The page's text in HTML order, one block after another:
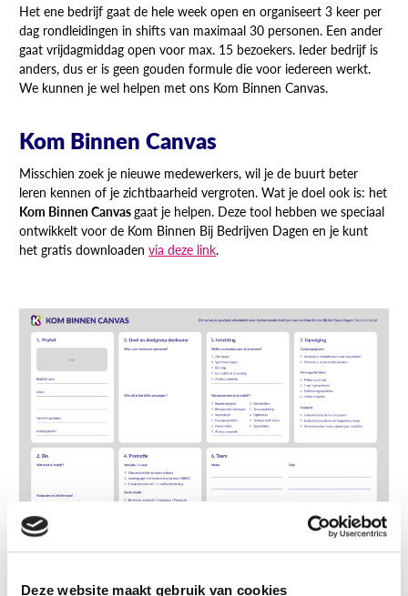
Deze website maakt gebruik van cookies
Het ene bedrijf gaat de hele week open en organiseert 3 keer per
dag rondleidingen in shifts van maximaal 30 personen. Een ander
gaat vrijdagmiddag open voor max. 15 bezoekers. Ieder bedrijf is
anders, dus er is geen gouden formule die voor iedereen werkt.
We kunnen je wel helpen met ons Kom Binnen Canvas.
Kom Binnen Canvas
Misschien zoek je nieuwe medewerkers, wil je de buurt beter
leren kennen of je zichtbaarheid vergroten. Wat je doel ook is: het
Kom Binnen Canvasgaat je helpen. Deze tool hebben we speciaal
ontwikkelt voor de Kom Binnen Bij Bedrijven Dagen en je kunt
het gratis downloadenvia deze link.